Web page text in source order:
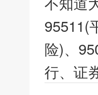
95511(
险)、
行、证